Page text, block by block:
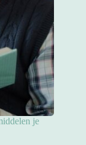
je